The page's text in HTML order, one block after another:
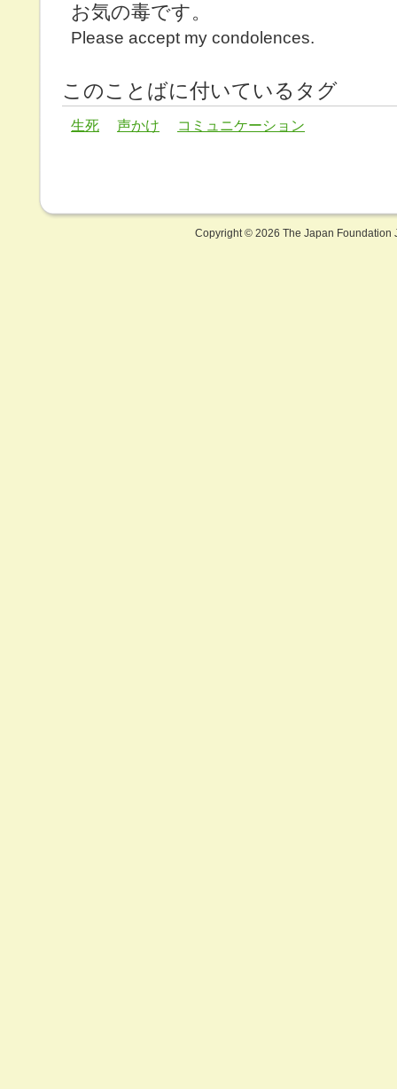
お気の毒です。
Please accept my condolences.
このことばに付いているタグ
生死 声かけ コミュニケーション
Copyright © 2026 The Japan Foundation